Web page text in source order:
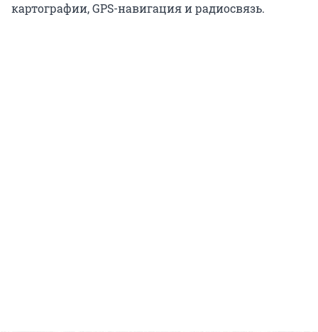
картографии, GPS-навигация и радиосвязь.